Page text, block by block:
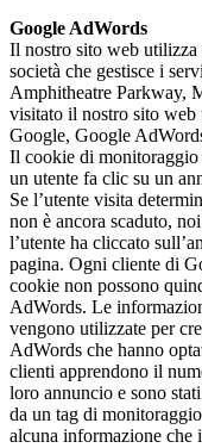
Google AdWords
Il nostro sito web
società che gestisce i
Amphitheatre Parkway,
visitato il nostro sito
Google, Google
Il cookie di monitoraggio
un utente fa clic su un
Se l’utente visita
non è ancora scaduto,
l’utente ha cliccato
pagina. Ogni cliente di
cookie non possono
AdWords. Le
vengono utilizzate per
AdWords che hanno
clienti apprendono il
loro annuncio e sono
da un tag di
alcuna informazione che